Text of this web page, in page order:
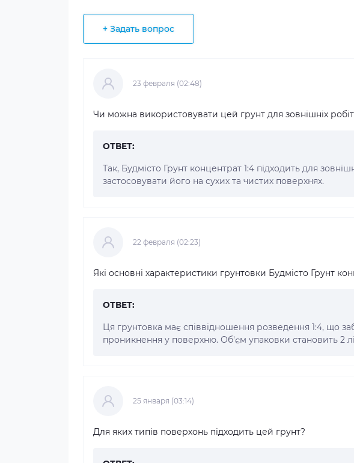
+ Задать вопрос
23 февраля (02:48)
Чи можна використовувати цей грунт для зовнішніх
ОТВЕТ:
Так, Будмісто Грунт концентрат 1:4 підходить для
застосовувати його на сухих та чистих поверхнях.
22 февраля (02:23)
Які основні характеристики грунтовки Будмісто Грунт
ОТВЕТ:
Ця грунтовка має співвідношення розведення 1:4, що
проникнення у поверхню. Об'єм упаковки становить 2
25 января (03:14)
Для яких типів поверхонь підходить цей грунт?